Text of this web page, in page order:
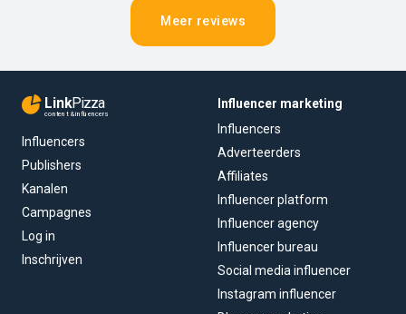
Meer reviews
LinkPizza
content & influencers
Influencers
Publishers
Kanalen
Campagnes
Log in
Inschrijven
Influencer marketing
Influencers
Adverteerders
Affiliates
Influencer platform
Influencer agency
Influencer bureau
Social media influencer
Instagram influencer